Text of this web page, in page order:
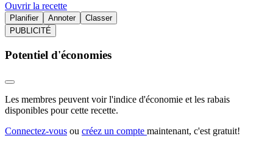
Ouvrir la recette
Planifier Annoter
Classer
PUBLICITÉ
Potentiel d'économies
Les membres peuvent voir l'indice d'économie et les rabais
disponibles pour cette recette.
Connectez-vous ou créez un compte maintenant, c'est gratuit!